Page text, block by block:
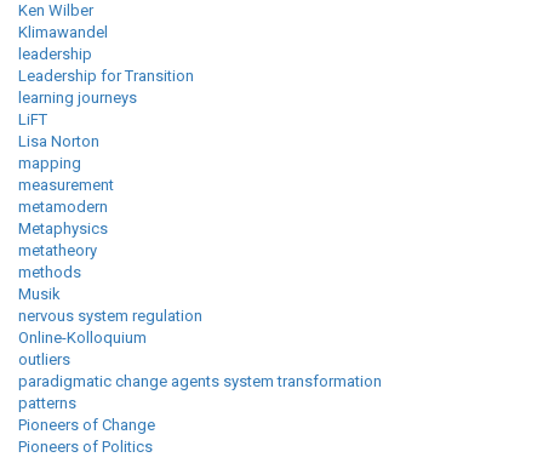
Ken Wilber
Klimawandel
leadership
Leadership for Transition
learning journeys
LiFT
Lisa Norton
mapping
measurement
metamodern
Metaphysics
metatheory
methods
Musik
nervous system regulation
Online-Kolloquium
outliers
paradigmatic change agents system transformation
patterns
Pioneers of Change
Pioneers of Politics